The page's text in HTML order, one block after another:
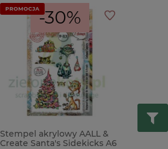
-30%
Stempel akrylowy AALL &
Create Santa's Sidekicks A6
PROMOCJA